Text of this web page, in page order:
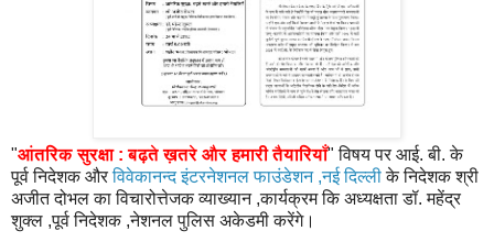
"आंतरिक सुरक्षा : बढ़ते ख़तरे और हमारी तैयारियाँ" विषय पर आई. बी. के
पूर्व निदेशक औरविवेकानन्द इंटरनेशनल फाउंडेशन ,नई दिल्लीके निदेशक श्री
अजीत दोभल का विचारोत्तेजक व्याख्यान ,कार्यक्रम कि अध्यक्षता डॉ. महेंद्र
शुक्ल ,पूर्व निदेशक ,नेशनल पुलिस अकेडमी करेंगे।